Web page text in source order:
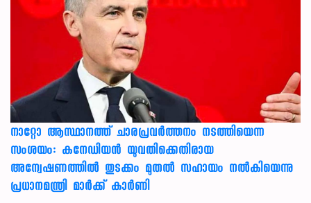
നാറ്റോ ആസ്ഥാനത്ത് ചാരപ്രവര്‍ത്തനം നടത്തിയെന്ന
സംശയം: കനേഡിയന്‍ യുവതിക്കെതിരായ
അന്വേഷണത്തില്‍ തുടക്കം മുതല്‍ സഹായം നല്‍കിയെന്നു
പ്രധാനമന്ത്രി മാര്‍ക്ക് കാര്‍ണി